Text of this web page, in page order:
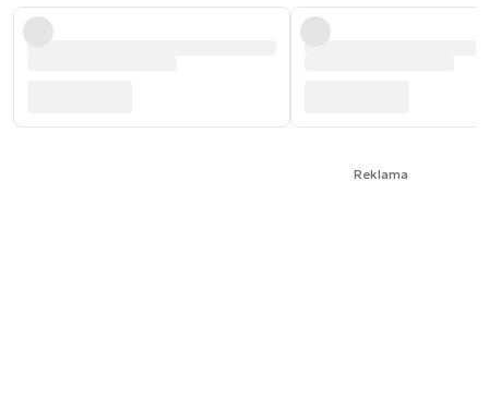
Reklama